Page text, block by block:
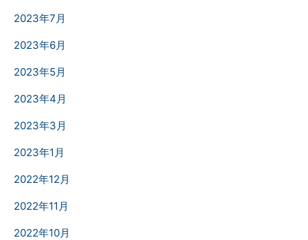
2023年7月
2023年6月
2023年5月
2023年4月
2023年3月
2023年1月
2022年12月
2022年11月
2022年10月